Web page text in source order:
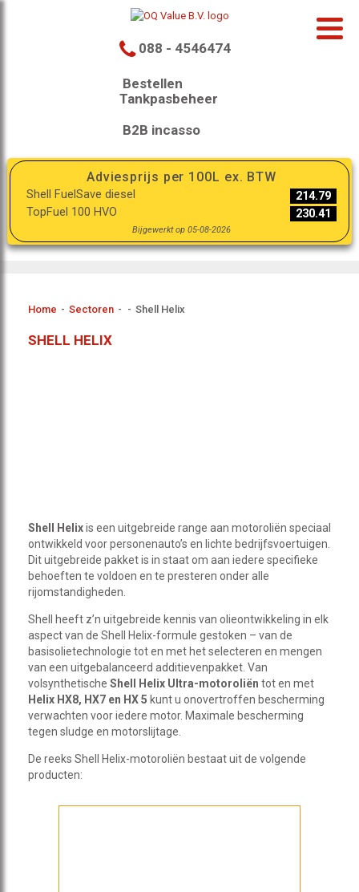
088 - 4546474
Bestellen
Tankpasbeheer
B2B incasso
Adviesprijs per 100L ex. BTW
Shell FuelSave diesel
214.79
TopFuel 100 HVO
230.41
Bijgewerkt op 05-08-2026
Home - Sectoren - - Shell Helix
SHELL HELIX
Shell Helixis een uitgebreide range aan motoroliën speciaal
ontwikkeld voor personenauto’s en lichte bedrijfsvoertuigen.
Dit uitgebreide pakket is in staat om aan iedere specifieke
behoeften te voldoen en te presteren onder alle
rijomstandigheden.
Shell heeft z’n uitgebreide kennis van olieontwikkeling in elk
aspect van de Shell Helix-formule gestoken – van de
basisolietechnologie tot en met het selecteren en mengen
van een uitgebalanceerd additievenpakket. Van
volsynthetische Shell Helix Ultra-motoroliën tot en met
Helix HX8, HX7 en HX 5 kunt u onovertroffen bescherming
verwachten voor iedere motor. Maximale bescherming
tegen sludge en motorslijtage.
De reeks Shell Helix-motoroliën bestaat uit de volgende
producten: